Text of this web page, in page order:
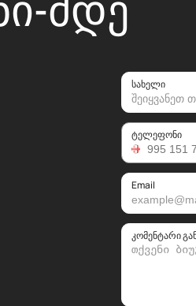
სახელი
ტელეფონი
Email
კომენტარი